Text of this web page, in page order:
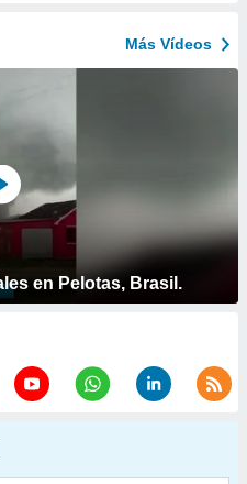
Más Vídeos
en Pelotas, Brasil.